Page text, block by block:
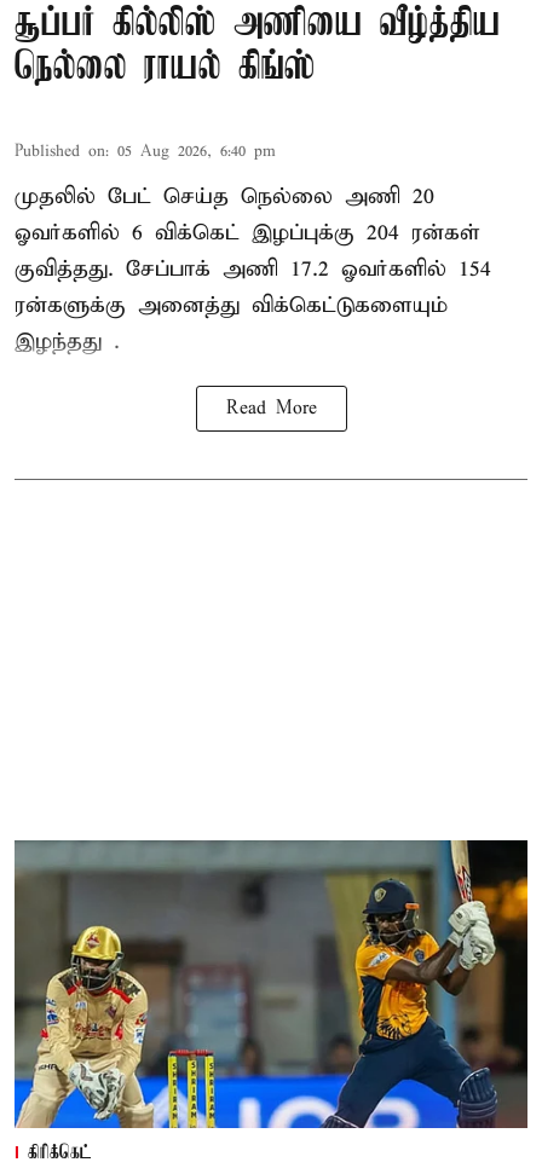
சூப்பர் கில்லிஸ் அணியை வீழ்த்திய
நெல்லை ராயல் கிங்ஸ்
Published on: 05 Aug 2026, 6:40 pm
முதலில் பேட் செய்த நெல்லை அணி 20
ஓவர்களில் 6 விக்கெட் இழப்புக்கு 204 ரன்கள்
குவித்தது. சேப்பாக் அணி 17.2 ஓவர்களில் 154
ரன்களுக்கு அனைத்து விக்கெட்டுகளையும்
இழந்தது .
Read More
கிரிக்கெட்